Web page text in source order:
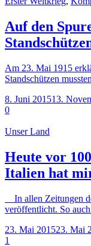
Auf den
Am 23. Mai 1915
Standschützen
8. Juni 201513.
0
Unser Land
Heute vor
Italien hat
In allen Zeitungen
veröffentlicht. So
23. Mai 201523. Mai
1